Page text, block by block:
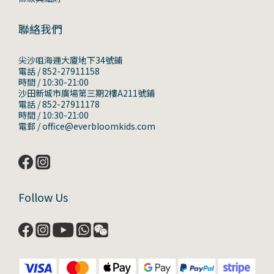
聯絡我們
尖沙咀海運大廈地下34號鋪
電話 / 852-27911158
時間 / 10:30-21:00
沙田新城市廣場第三期2樓A211號鋪
電話 / 852-27911178
時間 / 10:30-21:00
電郵 / office@everbloomkids.com
Follow Us